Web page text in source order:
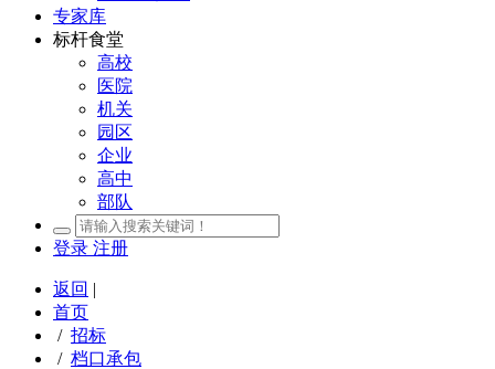
专家库
标杆食堂
高校
医院
机关
园区
企业
高中
部队
登录 注册
返回 |
首页
/ 招标
/ 档口承包